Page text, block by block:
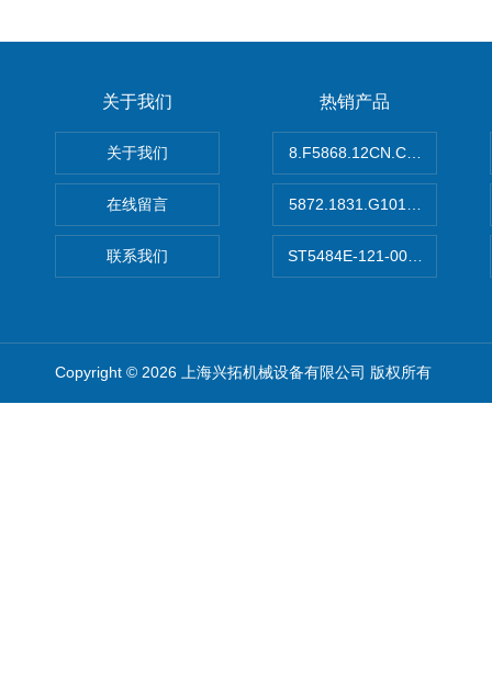
关于我们
关于我们
在线留言
联系我们
热销产品
8.F5868.12CN.C122德国
5872.1831.G101德国库伯勒
ST5484E-121-0032-00美国
Copyright © 2026 上海兴拓机械设备有限公司 版权所有